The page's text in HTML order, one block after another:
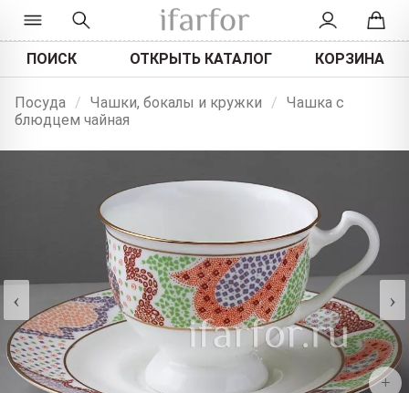
ПОИСК ОТКРЫТЬ КАТАЛОГ КОРЗИНА
Посуда / Чашки, бокалы и кружки / Чашка с
блюдцем чайная
‹ ›
+